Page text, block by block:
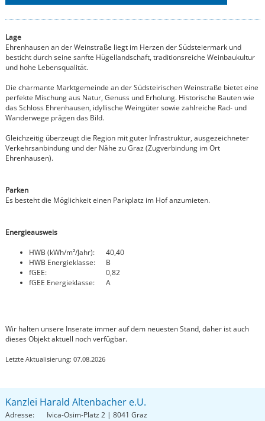
Lage
Ehrenhausen an der Weinstraße liegt im Herzen der Südsteiermark und
besticht durch seine sanfte Hügellandschaft, traditionsreiche Weinbaukultur
und hohe Lebensqualität.
Die charmante Marktgemeinde an der Südsteirischen Weinstraße bietet eine
perfekte Mischung aus Natur, Genuss und Erholung. Historische Bauten wie
das Schloss Ehrenhausen, idyllische Weingüter sowie zahlreiche Rad- und
Wanderwege prägen das Bild.
Gleichzeitig überzeugt die Region mit guter Infrastruktur, ausgezeichneter
Verkehrsanbindung und der Nähe zu Graz (Zugverbindung im Ort
Ehrenhausen).
Parken
Es besteht die Möglichkeit einen Parkplatz im Hof anzumieten.
Energieausweis
HWB (kWh/m²/Jahr):
40,40
HWB Energieklasse:
B
fGEE:
0,82
fGEE Energieklasse:
A
Wir halten unsere Inserate immer auf dem neuesten Stand, daher ist auch
dieses Objekt aktuell noch verfügbar.
Letzte Aktualisierung: 07.08.2026
Kanzlei Harald Altenbacher e.U.
Adresse:
Ivica-Osim-Platz 2 | 8041 Graz